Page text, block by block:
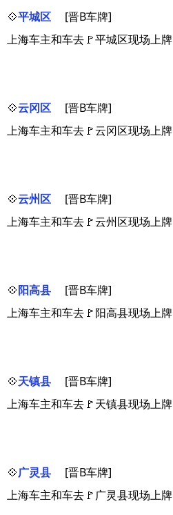
💠平城区
[晋B车牌]
上海车主和车去🚩平城区现场上牌
💠云冈区
[晋B车牌]
上海车主和车去🚩云冈区现场上牌
💠云州区
[晋B车牌]
上海车主和车去🚩云州区现场上牌
💠阳高县
[晋B车牌]
上海车主和车去🚩阳高县现场上牌
💠天镇县
[晋B车牌]
上海车主和车去🚩天镇县现场上牌
💠广灵县
[晋B车牌]
上海车主和车去🚩广灵县现场上牌